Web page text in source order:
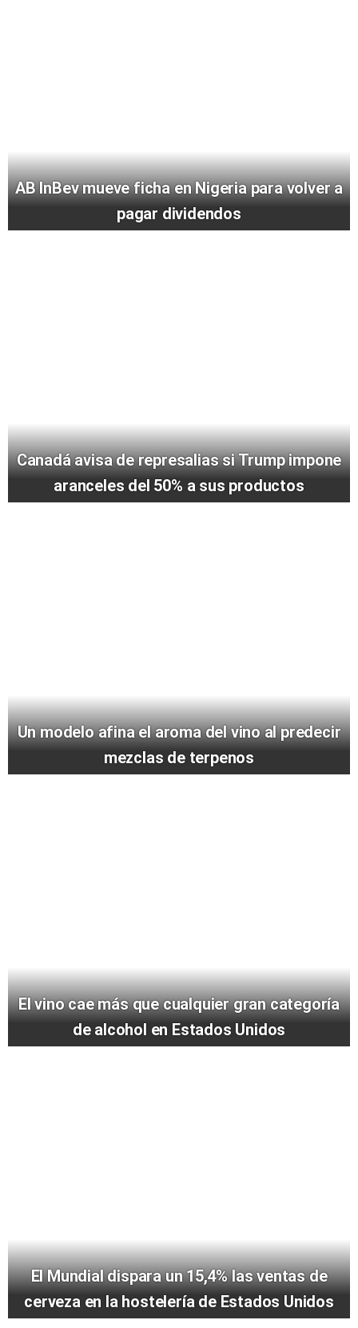
AB InBev mueve ficha en Nigeria para volver a
pagar dividendos
Canadá avisa de represalias si Trump impone
aranceles del 50% a sus productos
Un modelo afina el aroma del vino al predecir
mezclas de terpenos
El vino cae más que cualquier gran categoría
de alcohol en Estados Unidos
El Mundial dispara un 15,4% las ventas de
cerveza en la hostelería de Estados Unidos